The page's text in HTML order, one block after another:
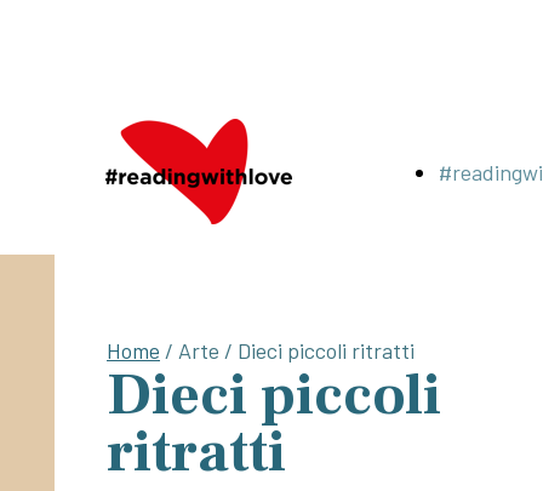
Home / Arte / Dieci piccoli ritratti
Dieci piccoli
ritratti